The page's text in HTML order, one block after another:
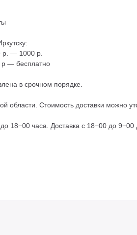
р. — 1000 р.
р — бесплатно
в срочном порядке.
области. Стоимость доставки можно
18−00 часа. Доставка с 18−00 до 9−00